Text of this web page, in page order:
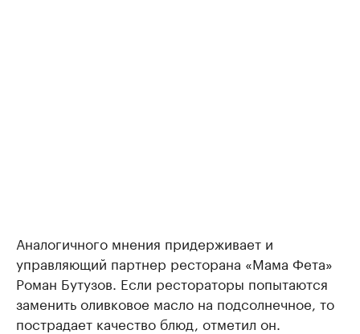
Аналогичного мнения придерживает и
управляющий партнер ресторана «Мама Фета»
Роман Бутузов. Если рестораторы попытаются
заменить оливковое масло на подсолнечное, то
пострадает качество блюд, отметил он.